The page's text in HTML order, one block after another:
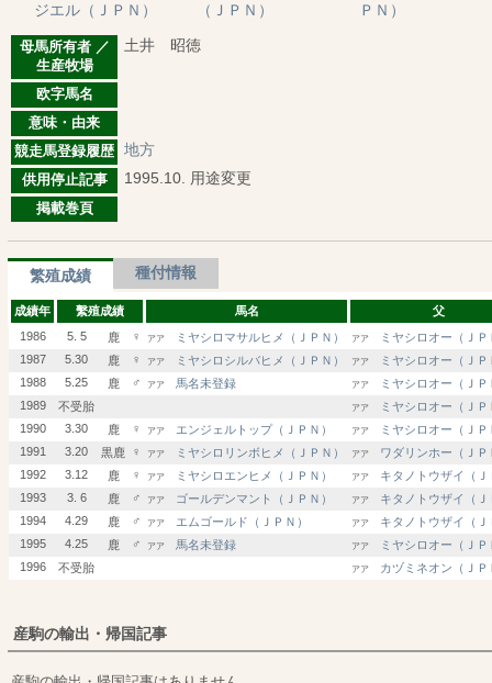
ジエル（ＪＰＮ）
（ＪＰＮ）
ＰＮ）
母馬所有者 ／
生産牧場
土井 昭徳
欧字馬名
意味・由来
競走馬登録履歴
地方
供用停止記事 1995.10. 用途変更
掲載巻頁
繁殖成績 種付情報
成績年 繫殖成績 馬名
父
1986
5. 5 鹿 ♀ アア ミヤシロマサルヒメ（ＪＰＮ） アア
ミヤシロオー（ＪＰ
1987
5.30 鹿 ♀ アア ミヤシロシルバヒメ（ＪＰＮ） アア
ミヤシロオー（ＪＰ
1988
5.25 鹿 ♂ アア 馬名未登録 アア
ミヤシロオー（ＪＰ
1989
不受胎 アア
ミヤシロオー（ＪＰ
1990
3.30 鹿 ♀ アア エンジェルトップ（ＪＰＮ） アア
ミヤシロオー（ＪＰ
1991
3.20 黒鹿 ♀ アア ミヤシロリンボヒメ（ＪＰＮ） アア
ワダリンホー（ＪＰ
1992
3.12 鹿 ♀ アア ミヤシロエンヒメ（ＪＰＮ） アア
キタノトウザイ（Ｊ
1993
3. 6 鹿 ♂ アア ゴールデンマント（ＪＰＮ） アア
キタノトウザイ（Ｊ
1994
4.29 鹿 ♂ アア エムゴールド（ＪＰＮ） アア
キタノトウザイ（Ｊ
1995
4.25 鹿 ♂ アア 馬名未登録 アア
ミヤシロオー（ＪＰ
1996
不受胎 アア カヅミネオン（ＪＰ
産駒の輸出・帰国記事